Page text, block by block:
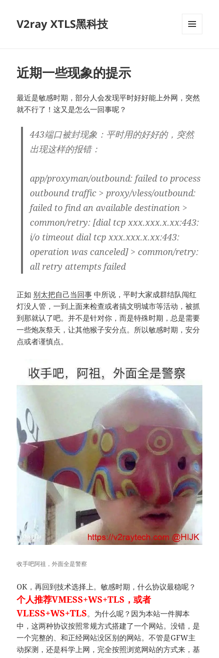
V2ray XTLS黑科技
近期一些现象的提示
最近是敏感时期，部分人会发现平时好好能上外网，突然
就不行了！这又是怎么一回事呢？
443端口被封现象：平时用的好好的，突然
出现这样的报错：
app/proxyman/outbound: failed to process
outbound traffic > proxy/vless/outbound:
failed to find an available destination >
common/retry: [dial tcp xxx.xxx.x.xx:443:
i/o timeout dial tcp xxx.xxx.x.xx:443:
operation was canceled] > common/retry:
all retry attempts failed
正如 别太把自己当回事 中所说，平时大家成群结队闯红
灯没人管，一到上面来检查或者搞文明城市等活动，被抓
到那就认了吧。并不是针对你，而是特殊时期，总是需要
一些炮灰祭天，让其他猴子安分点。所以敏感时期，安分
点或者谨慎点。
收手吧阿祖，外面全是警察
OK，再回到技术选择上。敏感时期，什么协议最稳呢？
个人推荐VMESS+WS+TLS，或者
VLESS+WS+TLS。为什么呢？因为本站一件脚本
中，这两种协议按照常规方式搭建了一个网站。没错，是
一个完整的、和正经网站没区别的网站。不管是GFW主
动探测，还是科学上网，完全按照浏览网站的方式来，基